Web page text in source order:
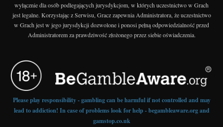
wyłącznie dla osób podlegających jurysdykcjom, w których uczestnictwo w Grach
jest legalne. Korzystając z Serwisu, Gracz zapewnia Administratora, że uczestnictwo
w Grach jest w jego jurysdykcji dozwolone i ponosi pełną odpowiedzialność przed
Administratorem za prawdziwość złożonego przez siebie oświadczenia.
Please play responsibility - gambling can be harmful if not controlled and may
lead to addiction! In case of problems look for help - begambleaware.org and
gamstop.co.uk